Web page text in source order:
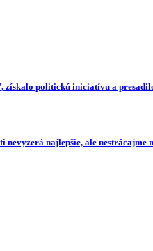
politickú iniciatívu a
nevyzerá najlepšie, ale nestrácajme